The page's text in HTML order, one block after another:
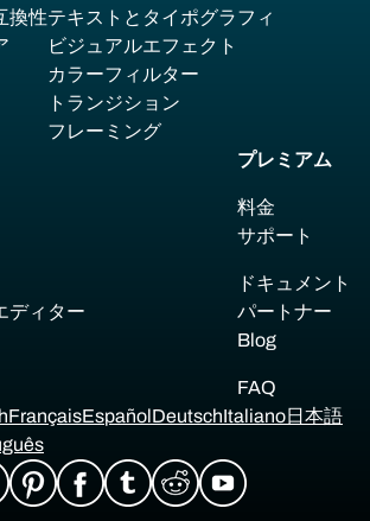
換性テキストとタイポグラフィ
ビジュアルエフェクト
カラーフィルター
トランジション
フレーミング
ディター
プレミアム
料金
サポート
ドキュメント
パートナー
Blog
FAQ
FrançaisEspañolDeutschItaliano日本語